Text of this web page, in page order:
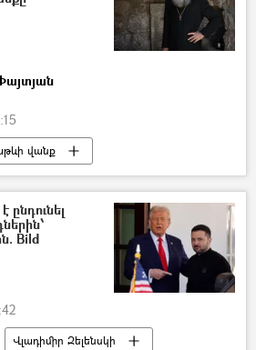
վանք
Սյունիք
Bild
Վլադիմիր Զելենսկի